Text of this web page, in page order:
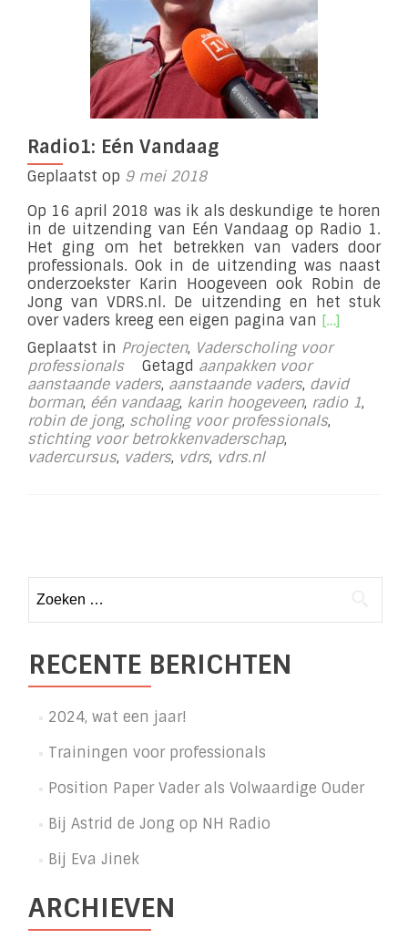
Radio1: Eén Vandaag
Geplaatst op 9 mei 2018
Op 16 april 2018 was ik als deskundige te horen
in de uitzending van Eén Vandaag op Radio 1.
Het ging om het betrekken van vaders door
professionals. Ook in de uitzending was naast
onderzoekster Karin Hoogeveen ook Robin de
Jong van VDRS.nl. De uitzending en het stuk
over vaders kreeg een eigen pagina van Lees
overRadio1:
Eén
Vandaag
[…]
Geplaatst in Projecten, Vaderscholing voor
professionals
Getagd aanpakken voor
aanstaande vaders, aanstaande vaders, david
borman, één vandaag, karin hoogeveen, radio 1,
robin de jong, scholing voor professionals,
stichting voor betrokkenvaderschap,
vadercursus, vaders, vdrs, vdrs.nl
navigation
naar:
RECENTE BERICHTEN
2024, wat een jaar!
Trainingen voor professionals
Position Paper Vader als Volwaardige Ouder
Bij Astrid de Jong op NH Radio
Bij Eva Jinek
ARCHIEVEN